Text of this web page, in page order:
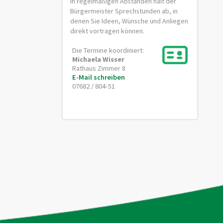
Bürgermeister Sprechstunden ab, in
denen Sie Ideen, Wünsche und Anliegen
direkt vortragen können.
Die Termine koordiniert:
Michaela Wisser
Rathaus Zimmer 8
E-Mail schreiben
07682 / 804-51